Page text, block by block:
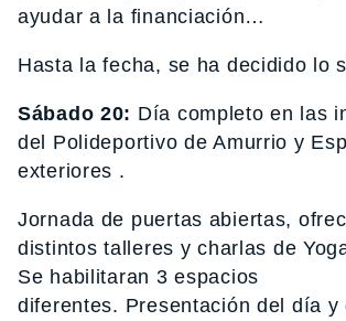
ayudar a la financiación…
Hasta la fecha, se ha decidido lo
Sábado 20: Día completo en las
del Polideportivo de Amurrio y
exteriores .
Jornada de puertas abiertas,
distintos talleres y charlas de
Se habilitaran 3 espacios
diferentes. Presentación del día y